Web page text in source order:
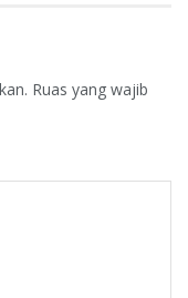
Ruas yang wajib